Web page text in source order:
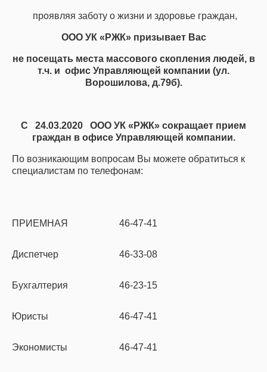
проявляя заботу о жизни и здоровье граждан,
ООО УК «РЖК» призывает Вас
не посещать места массового скопления людей, в
т.ч. и офис Управляющей компании (ул.
Ворошилова, д.79б).
С 24.03.2020 ООО УК «РЖК» сокращает прием
граждан в офисе Управляющей компании.
По возникающим вопросам Вы можете обратиться к
специалистам по телефонам:
ПРИЕМНАЯ 46-47-41
Диспетчер 46-33-08
Бухгалтерия 46-23-15
Юристы 46-47-41
Экономисты 46-47-41